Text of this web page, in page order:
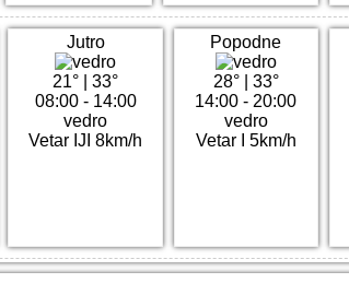
Jutro
21° |33°
08:00 - 14:00
vedro
Vetar IJI 8km/h
Popodne
28°| 33°
14:00 - 20:00
vedro
Vetar I 5km/h